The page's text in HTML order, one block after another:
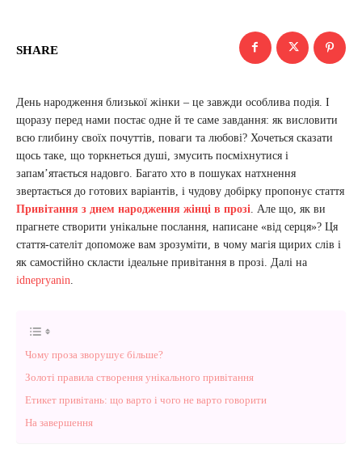
SHARE
День народження близької жінки – це завжди особлива подія. І
щоразу перед нами постає одне й те саме завдання: як висловити
всю глибину своїх почуттів, поваги та любові? Хочеться сказати
щось таке, що торкнеться душі, змусить посміхнутися і
запам’ятається надовго. Багато хто в пошуках натхнення
звертається до готових варіантів, і чудову добірку пропонує стаття
Привітання з днем народження жінці в прозі . Але що, як ви
прагнете створити унікальне послання, написане «від серця»? Ця
стаття-сателіт допоможе вам зрозуміти, в чому магія щирих слів і
як самостійно скласти ідеальне привітання в прозі. Далі на
idnepryanin
Чому проза зворушує більше?
Золоті правила створення унікального привітання
Етикет привітань: що варто і чого не варто говорити
На завершення